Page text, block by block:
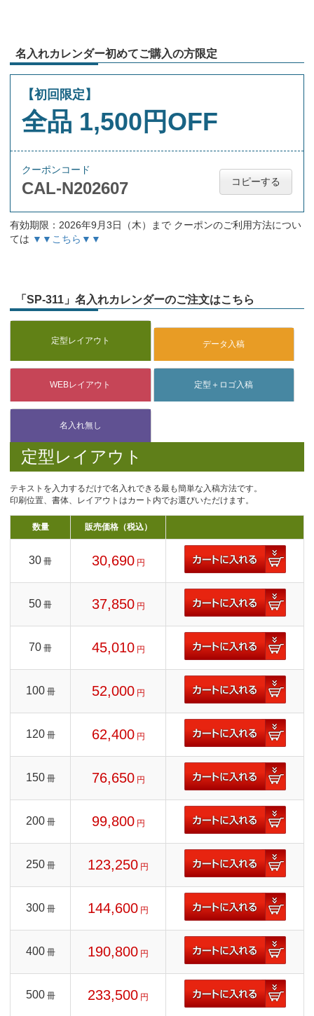
名入れカレンダー初めてご購入の方限定
【初回限定】
全品 1,500円OFF
クーポンコード
CAL-N202607 コピーする
有効期限：2026年9月3日（木）まで クーポンのご利用方法につい
ては ▼▼こちら▼▼
「SP-311」名入れカレンダーのご注文はこちら
定型レイアウト
テキストを入力するだけで名入れできる最も簡単な入稿方法です。
印刷位置、書体、レイアウトはカート内でお選びいただけます。
数量 販売価格（税込）
30 冊 30,690 円
50 冊 37,850 円
70 冊 45,010 円
100 冊 52,000 円
120 冊 62,400 円
150 冊 76,650 円
200 冊 99,800 円
250 冊 123,250 円
300 冊 144,600 円
400 冊 190,800 円
500 冊 233,500 円